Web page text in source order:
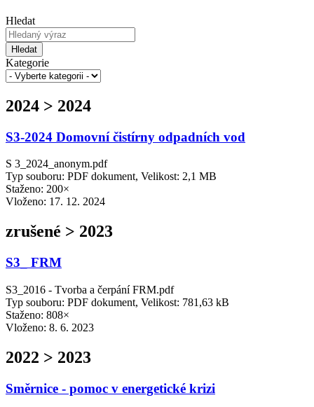
Hledat
Hledat
Kategorie
2024 > 2024
S3-2024 Domovní čistírny odpadních vod
S 3_2024_anonym.pdf
Typ souboru: PDF dokument, Velikost: 2,1 MB
Staženo: 200×
Vloženo: 17. 12. 2024
zrušené > 2023
S3_ FRM
S3_2016 - Tvorba a čerpání FRM.pdf
Typ souboru: PDF dokument, Velikost: 781,63 kB
Staženo: 808×
Vloženo: 8. 6. 2023
2022 > 2023
Směrnice - pomoc v energetické krizi